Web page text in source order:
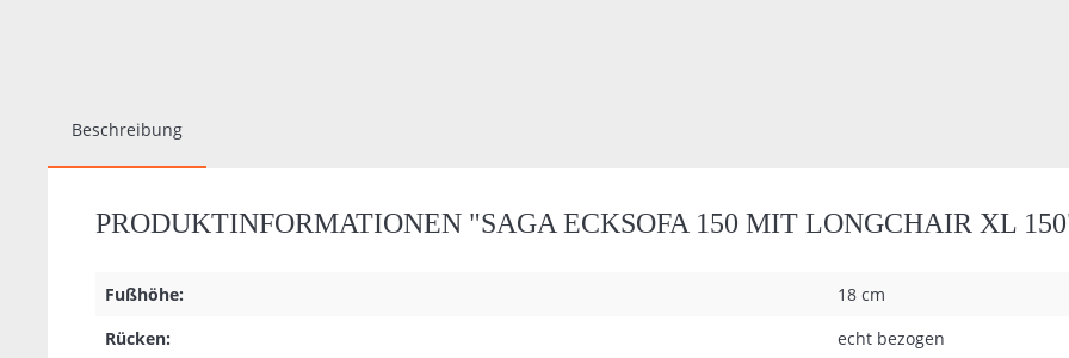
Beschreibung
PRODUKTINFORMATIONEN "SAGA ECKSOFA 150 MIT LONGCHAIR XL
Fußhöhe:
18 cm
Rücken:
echt bezogen